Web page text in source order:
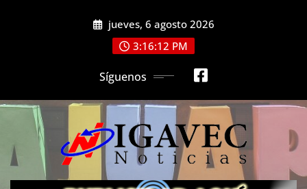
jueves, 6 agosto 2026
3:16:13 PM
Síguenos